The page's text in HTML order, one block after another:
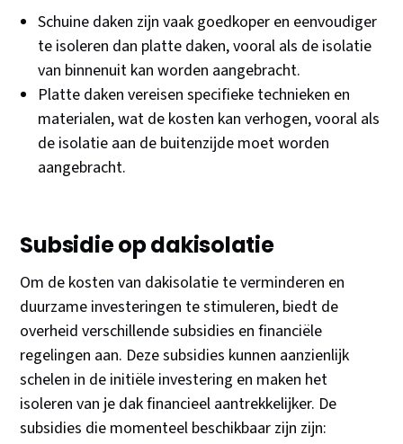
Schuine daken zijn vaak goedkoper en eenvoudiger
te isoleren dan platte daken, vooral als de isolatie
van binnenuit kan worden aangebracht.
Platte daken vereisen specifieke technieken en
materialen, wat de kosten kan verhogen, vooral als
de isolatie aan de buitenzijde moet worden
aangebracht.
Subsidie op dakisolatie
Om de kosten van dakisolatie te verminderen en
duurzame investeringen te stimuleren, biedt de
overheid verschillende subsidies en financiële
regelingen aan. Deze subsidies kunnen aanzienlijk
schelen in de initiële investering en maken het
isoleren van je dak financieel aantrekkelijker. De
subsidies die momenteel beschikbaar zijn zijn: